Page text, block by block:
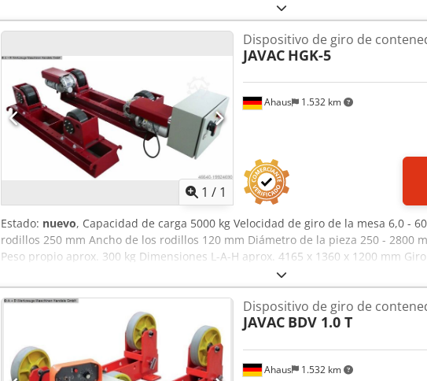
Dispositivo de rotación de recipientes: dispositivo de rotación para soldadura -
0,55 kW -Capacidad de carga: 7500 kg -Distancia entre rodillos: 295 - 1010 mm,
230 mm -Velocidad de rotación: de 0,21 a 1,25 m/min, rotación a derecha/
P.I.V. Reimers -Unidad de control: con control manual, regulación de la
Componentes individuales: véase las fotos -Dimensiones de transporte: 1250/
705/600/H800 mm Dedpfx Agoznh Rwevjck -Peso: 918 kg
1 / 1
Ahaus 1.532 km
Dispositivo de giro de
JAVAC HGK-5
Estado: nuevo, Capacidad de carga 5000 kg Velocidad de giro de la mesa 6,0 -
rodillos 250 mm Ancho de los rodillos 120 mm Diámetro de la pieza 250 - 2800
Peso propio aprox. 300 kg Dimensiones L-A-H aprox. 4165 x 1360 x 1200 mm
cuenta con dos unidades motrices que funcionan de manera sincronizada,
continua con control de velocidad variable. La distancia entre rodillos puede
pernos de bloqueo para acomodar una amplia gama de diámetros de piezas de
Para girar y posicionar - Para la industria de construcción de maquinaria,
tuberías Dcsdpfxoxab Awo Agvok - Dos motores de accionamiento
ajustable - Rodillos de PU - Ajuste mediante pernos - Control remoto Incluye: -
unidad motriz - 1x unidad libre - 1x pedal de controlAhaus 1.532 km
Dispositivo de giro de
JAVAC BDV 1.0 T